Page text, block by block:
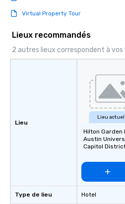
Virtual Property Tour
Lieux recommandés
2 autres lieux correspondent à vos
Lieu
Type de lieu
Lieu actuel
Hilton Garden
Austin
Capitol
Hotel